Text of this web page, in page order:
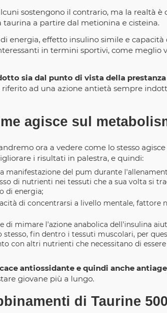
sostengono il contrario, ma la realtà è
taurina a partire dal metionina e cisteina.
energia, effetto insulino simile e
in termini sportivi, come meglio
sia dal punto di vista della
ad una azione antietà sempre
agisce sul
ora a vedere come lo stesso agisce
i risultati in palestra, e quindi:
manifestazione del pum durante
di nutrienti nei tessuti che a sua volta si
di energia;
di concentrarsi a livello mentale, fattore
di mimare l'azione anabolica dell'insulina
fin dentro i tessuti muscolari, per
con altri nutrienti che necessitano di
antiossidante e quindi anche
giovane più a lungo.
di Taurine